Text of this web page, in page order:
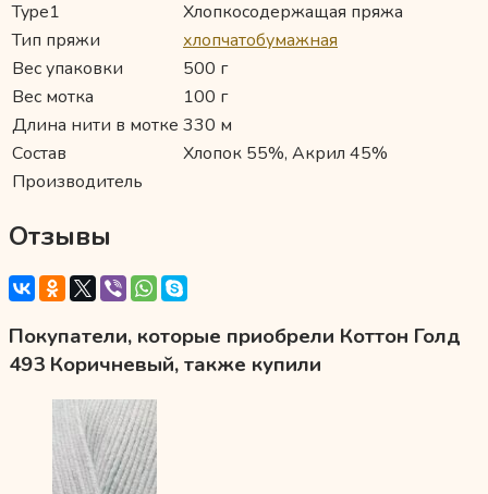
Type1
Хлопкосодержащая пряжа
Тип пряжи
хлопчатобумажная
Вес упаковки
500 г
Вес мотка
100 г
Длина нити в мотке 330 м
Состав
Хлопок 55%, Акрил 45%
Производитель
Отзывы
Покупатели, которые приобрели Коттон Голд
493 Коричневый, также купили